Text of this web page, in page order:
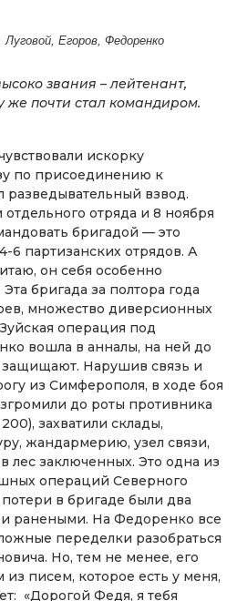
Луговой, Егоров, Федоренко
звания – лейтенант,
почти стал командиром.
искорку
по присоединению к
разведывательный взвод.
отряда и 8 ноября
бригадой — это
6 партизанских отрядов. А
он себя особенно
бригада за полтора года
множество диверсионных
операция под
вошла в анналы, на ней до
защищают. Нарушив связь и
из Симферополя, в ходе боя
до роты противника
захватили склады,
жандармерию, узел связи,
лес заключенных. Это одна из
операций Северного
в бригаде были два
ранеными. На Федоренко все
переделки разобраться
Но, тем не менее, его
писем, которое есть у меня,
«Дорогой Федя, я тебя